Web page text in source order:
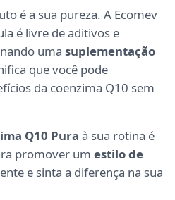
é a sua pureza. A Ecomev
é livre de aditivos e
uma suplementação
que você pode
da coenzima Q10 sem
Q10 Pura à sua rotina é
promover um estilo de
e sinta a diferença na sua